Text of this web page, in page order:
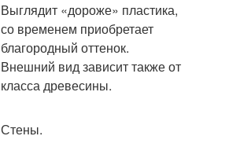
Выглядит «дороже» пластика,
со временем приобретает
благородный оттенок.
Внешний вид зависит также от
класса древесины.
Стены.